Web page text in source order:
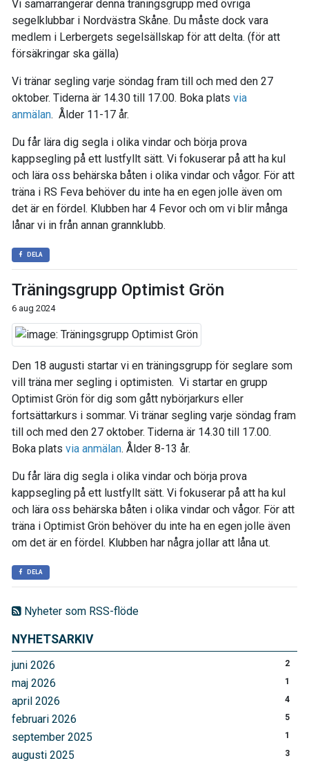
Nyheter som RSS-flöde
NYHETSARKIV
juni 2026 2
maj 2026 1
april 2026 4
februari 2026 5
september 2025 1
augusti 2025 3
Vi samarrangerar denna träningsgrupp med övriga
segelklubbar i Nordvästra Skåne. Du måste dock vara
medlem i Lerbergets segelsällskap för att delta. (för att
försäkringar ska gälla)
Vi tränar segling varje söndag fram till och med den 27
oktober. Tiderna är 14.30 till 17.00. Boka plats via
anmälan. Ålder 11-17 år.
Du får lära dig segla i olika vindar och börja prova
kappsegling på ett lustfyllt sätt. Vi fokuserar på att ha kul
och lära oss behärska båten i olika vindar och vågor. För att
träna i RS Feva behöver du inte ha en egen jolle även om
det är en fördel. Klubben har 4 Fevor och om vi blir många
lånar vi in från annan grannklubb.
DELA
Träningsgrupp Optimist Grön
6 aug 2024
Den 18 augusti startar vi en träningsgrupp för seglare som
vill träna mer segling i optimisten. Vi startar en grupp
Optimist Grön för dig som gått nybörjarkurs eller
fortsättarkurs i sommar. Vi tränar segling varje söndag fram
till och med den 27 oktober. Tiderna är 14.30 till 17.00.
Boka plats via anmälan. Ålder 8-13 år.
Du får lära dig segla i olika vindar och börja prova
kappsegling på ett lustfyllt sätt. Vi fokuserar på att ha kul
och lära oss behärska båten i olika vindar och vågor. För att
träna i Optimist Grön behöver du inte ha en egen jolle även
om det är en fördel. Klubben har några jollar att låna ut.
DELA